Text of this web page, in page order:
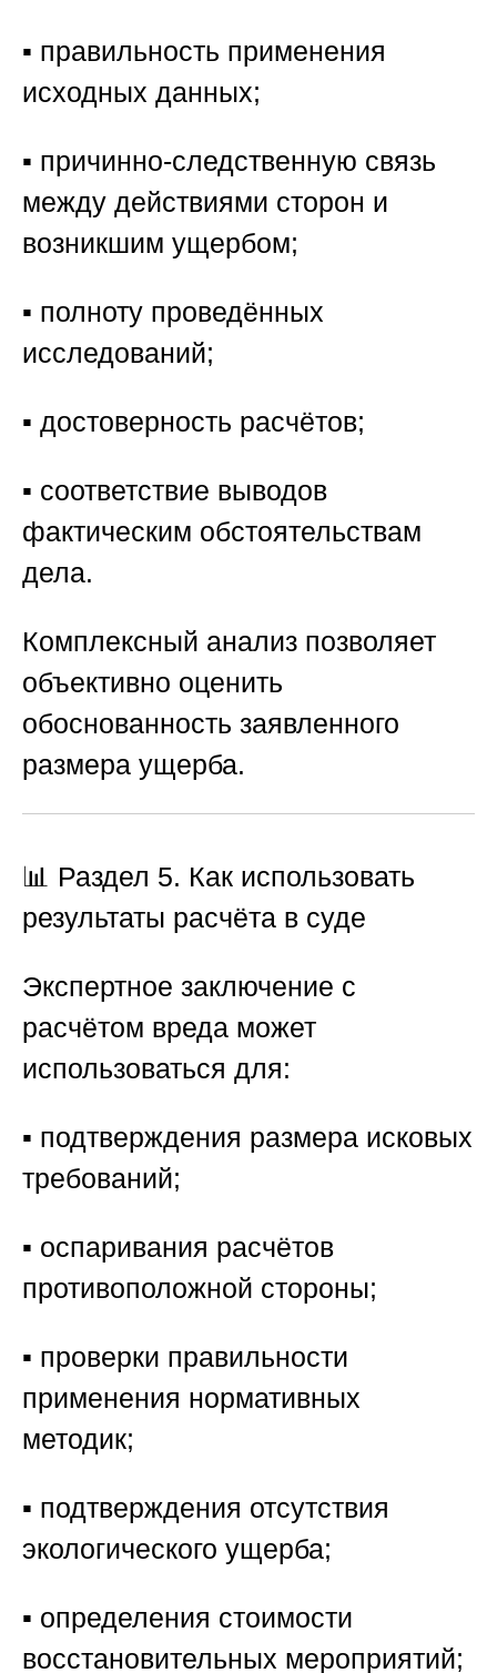
▪️ правильность применения
исходных данных;
▪️ причинно-следственную связь
между действиями сторон и
возникшим ущербом;
▪️ полноту проведённых
исследований;
▪️ достоверность расчётов;
▪️ соответствие выводов
фактическим обстоятельствам
дела.
Комплексный анализ позволяет
объективно оценить
обоснованность заявленного
размера ущерба.
📊 Раздел 5. Как использовать
результаты расчёта в суде
Экспертное заключение с
расчётом вреда может
использоваться для:
▪️ подтверждения размера исковых
требований;
▪️ оспаривания расчётов
противоположной стороны;
▪️ проверки правильности
применения нормативных
методик;
▪️ подтверждения отсутствия
экологического ущерба;
▪️ определения стоимости
восстановительных мероприятий;